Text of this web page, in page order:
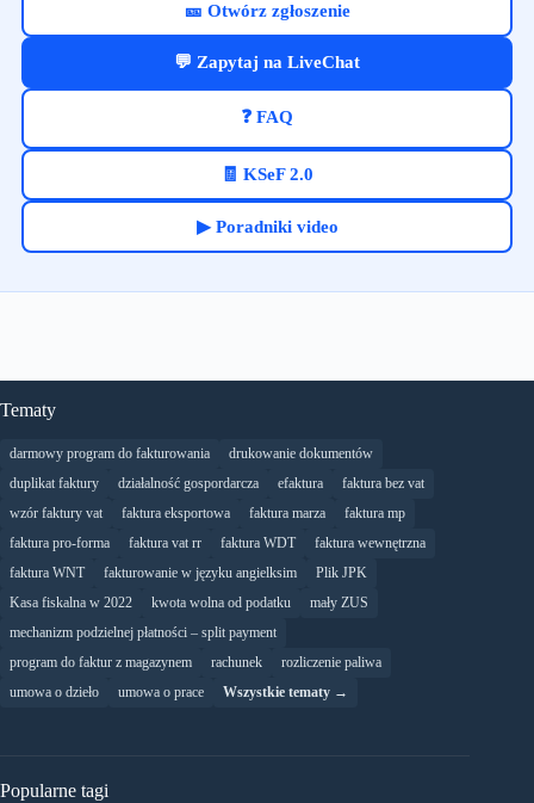
🎫 Otwórz zgłoszenie
💬 Zapytaj na LiveChat
❓ FAQ
🧾 KSeF 2.0
▶ Poradniki video
Tematy
darmowy program do fakturowania
drukowanie dokumentów
duplikat faktury
działalność gospordarcza efaktura
faktura bez vat
wzór faktury vat
faktura eksportowa faktura marza
faktura mp
faktura pro-forma
faktura vat rr faktura WDT
faktura wewnętrzna
faktura WNT
fakturowanie w języku angielksim
Plik JPK
Kasa fiskalna w 2022
kwota wolna od podatku
mały ZUS
mechanizm podzielnej płatności – split payment
program do faktur z magazynem
rachunek
rozliczenie paliwa
umowa o dzieło
umowa o prace Wszystkie tematy →
Popularne tagi